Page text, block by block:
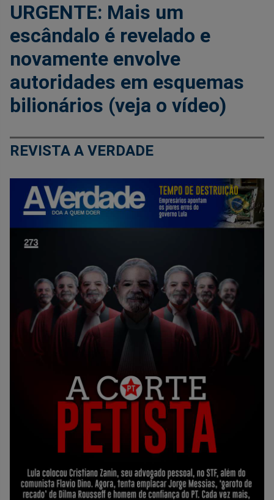
URGENTE: Mais um
escândalo é revelado e
novamente envolve
autoridades em esquemas
bilionários (veja o vídeo)
REVISTA A VERDADE